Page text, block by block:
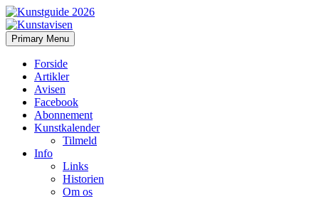
Kunstavisen
Search
Primary Menu Skip
to
Forside
Artikler
Avisen
Facebook
Abonnement
Kunstkalender
Tilmeld
Info
Links
Historien
Om os